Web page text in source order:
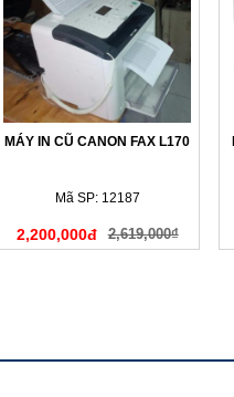
MÁY IN CŨ CANON FAX L170
Mã SP: 12187
2,200,000đ 2,619,000₫